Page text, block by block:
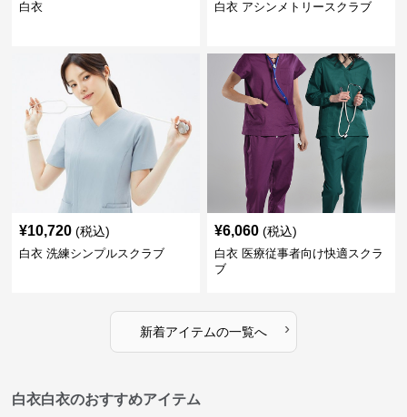
白衣 白衣 アシンメトリースクラブ
¥10,720 (税込)
白衣 洗練シンプルスクラブ
¥6,060 (税込)
白衣 医療従事者向け快適スクラ
ブ
新着アイテムの一覧へ ›
白衣白衣のおすすめアイテム